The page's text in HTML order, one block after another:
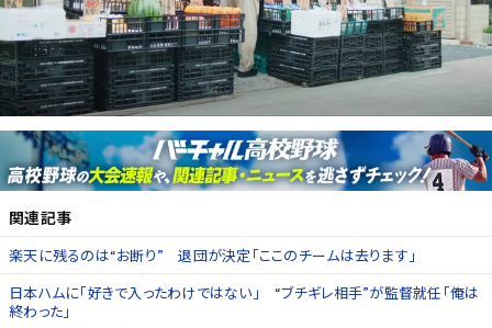
関連記事
楽天に残るのは“お断り” 退団が決定「ここのチームは去ります」
日本ハムに「好きで入ったわけではない」 “ブチギレ相手”が監督就任「俺は
終わった」